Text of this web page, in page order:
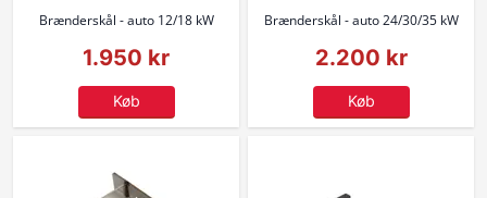
Brænderskål - auto 12/18 kW
1.950 kr
Køb
Brænderskål - auto 24/30/35 kW
2.200 kr
Køb